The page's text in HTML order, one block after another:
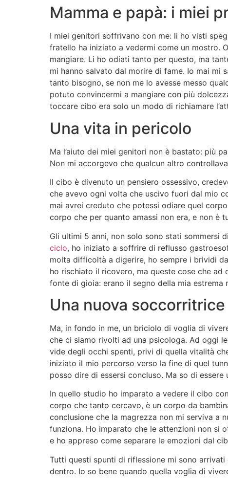
Mamma e papà: i miei
I miei genitori soffrivano con me: li ho visti
fratello ha iniziato a vedermi come un mostro.
mangiare. Li ho odiati tanto per questo, ma
mi hanno salvato dal morire di fame. Io mai mi
tanto bisogno, se non me lo avesse messo
potuto convincermi a mangiare con più
toccare cibo era solo un modo di richiamare
Una vita in pericolo
Ma l’aiuto dei miei genitori non è bastato: più
Non mi accorgevo che qualcun altro
Il cibo è divenuto un pensiero ossessivo,
che avevo ogni volta che uscivo fuori dal mio
mai avrei creduto che potessi odiare quel
corpo che per quanto amassi non era, e non è
Gli ultimi 5 anni, non solo sono stati sommersi
ciclo, ho iniziato a soffrire di reflusso
molta difficoltà a digerire, ho sempre i brividi
ho rischiato il ricovero, ma queste cose che
fonte di gioia: erano il segno della mia estrema
Una nuova soccorritrice
Ma, in fondo in me, un briciolo di voglia di
che ci siamo rivolti ad una psicologa. Ad oggi
vide degli occhi spenti, privi di quella vitalità
iniziato il mio percorso verso la fine di quel
posso dire di essersi concluso. Ma so di essere
In quello studio ho imparato a vedere il cibo
corpo che tanto cercavo, è un corpo da
conclusione che la magrezza non mi serviva a
funziona. Ho imparato che le attenzioni non si
e ho appreso come separare le emozioni dal
Tutti questi spunti di riflessione mi sono
dentro. Io so bene quando quella voglia di